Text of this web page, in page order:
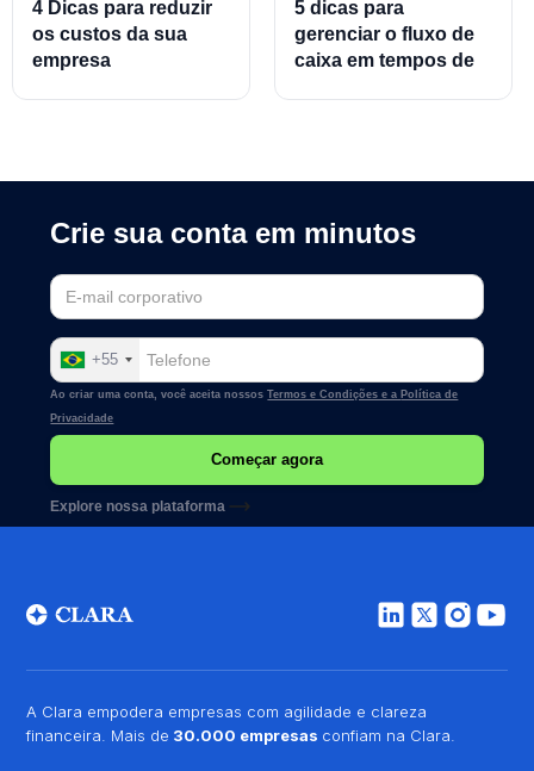
4 Dicas para reduzir
os custos da sua
empresa
5 dicas para
gerenciar o fluxo de
caixa em tempos de
Crie sua conta em minutos
+55
Ao criar uma conta, você aceita nossosTermos e Condições e a Política de
Privacidade
Explore nossa plataforma
A Clara empodera empresas com agilidade e clareza
financeira. Mais de 30.000 empresas confiam na Clara.